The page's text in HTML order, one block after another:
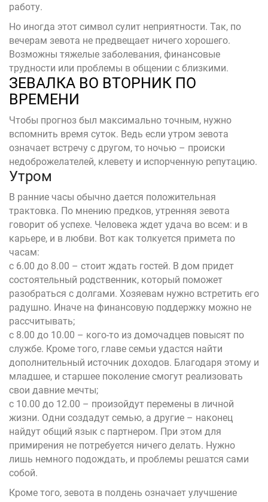
работу.
Но иногда этот символ сулит неприятности. Так, по
вечерам зевота не предвещает ничего хорошего.
Возможны тяжелые заболевания, финансовые
трудности или проблемы в общении с близкими.
ЗЕВАЛКА ВО ВТОРНИК ПО
ВРЕМЕНИ
Чтобы прогноз был максимально точным, нужно
вспомнить время суток. Ведь если утром зевота
означает встречу с другом, то ночью – происки
недоброжелателей, клевету и испорченную репутацию.
Утром
В ранние часы обычно дается положительная
трактовка. По мнению предков, утренняя зевота
говорит об успехе. Человека ждет удача во всем: и в
карьере, и в любви. Вот как толкуется примета по
часам:
с 6.00 до 8.00 – стоит ждать гостей. В дом придет
состоятельный родственник, который поможет
разобраться с долгами. Хозяевам нужно встретить его
радушно. Иначе на финансовую поддержку можно не
рассчитывать;
с 8.00 до 10.00 – кого-то из домочадцев повысят по
службе. Кроме того, главе семьи удастся найти
дополнительный источник доходов. Благодаря этому и
младшее, и старшее поколение смогут реализовать
свои давние мечты;
с 10.00 до 12.00 – произойдут перемены в личной
жизни. Одни создадут семью, а другие – наконец
найдут общий язык с партнером. При этом для
примирения не потребуется ничего делать. Нужно
лишь немного подождать, и проблемы решатся сами
собой.
Кроме того, зевота в полдень означает улучшение